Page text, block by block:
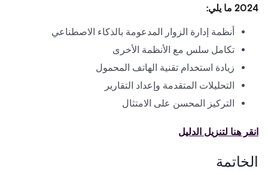
2024 ما يلي:
أنظمة إدارة الزوار المدعومة بالذكاء الاصطناعي
تكامل سلس مع الأنظمة الأخرى
زيادة استخدام تقنية الهاتف المحمول
التحليلات المتقدمة وإعداد التقارير
التركيز المحسن على الامتثال
انقر هنا لتنزيل الدليل
الخاتمة